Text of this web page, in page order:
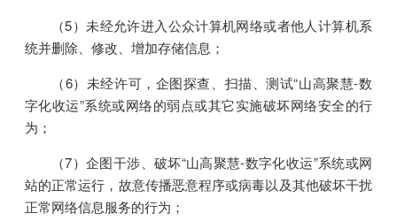
（5）未经允许进入公众计算机网络或者他人计算机系
统并删除、修改、增加存储信息；
（6）未经许可，企图探查、扫描、测试“山高聚慧-数
字化收运”系统或网络的弱点或其它实施破坏网络安全的行
为；
（7）企图干涉、破坏“山高聚慧-数字化收运”系统或网
站的正常运行，故意传播恶意程序或病毒以及其他破坏干扰
正常网络信息服务的行为；